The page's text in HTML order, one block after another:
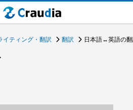
イティング・翻訳 翻訳 日本語↔英語の